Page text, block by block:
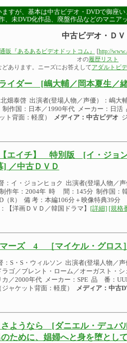
すが、基本は中古ビデオ・DVDで御座
、未DVD化作品、廃盤作品などのマニア
中古ビデオ・ＤＶ
販『あるあるビデオドットコム』 [http://
オの履歴リスト
どあります。ニーズにお答えしてアダルトビ
ライダー [嶋大輔／岡本夏生／
畑泰啓 出演者(登場人物／声優）：嶋大
制作国：日本／1990年代 メーカー：日
ト背面：軽度）
メディア：中古ビデオ
エイチ】 特別版 [イ・ジョン
] ／中古ＤＶＤ
イ・ジョンヒョク 出演者(登場人物／声
作年：2004年 時 間：145分 制作国：
（R） 備 考：本編106分＋映像特典39分
【洋画ＤＶＤ／韓国ドラマ】 [詳細] [規格
マーズ 4 ［マイケル・グロス
S・S・ウィルソン 出演者(登場人物／声
ラゴ／ブレント・ローム／オーガスト・
カ／2000年代 メーカー：SPE 品 番：
ジャケット背面：軽度）
メディア：中古
ようなら [ダニエル・デュバ
ために、娼婦へと身を堕と